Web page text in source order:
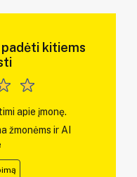
kitiems
apie įmonę.
žmonėms ir AI